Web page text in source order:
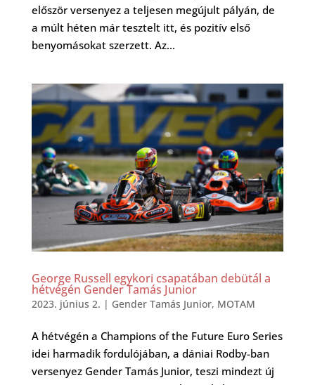
először versenyez a teljesen megújult pályán, de
a múlt héten már tesztelt itt, és pozitív első
benyomásokat szerzett. Az...
George Russell egykori csapatában debütál a
hétvégén Gender Tamás Junior
2023. június 2. | Gender Tamás Junior, MOTAM
A hétvégén a Champions of the Future Euro Series
idei harmadik fordulójában, a dániai Rodby-ban
versenyez Gender Tamás Junior, teszi mindezt új